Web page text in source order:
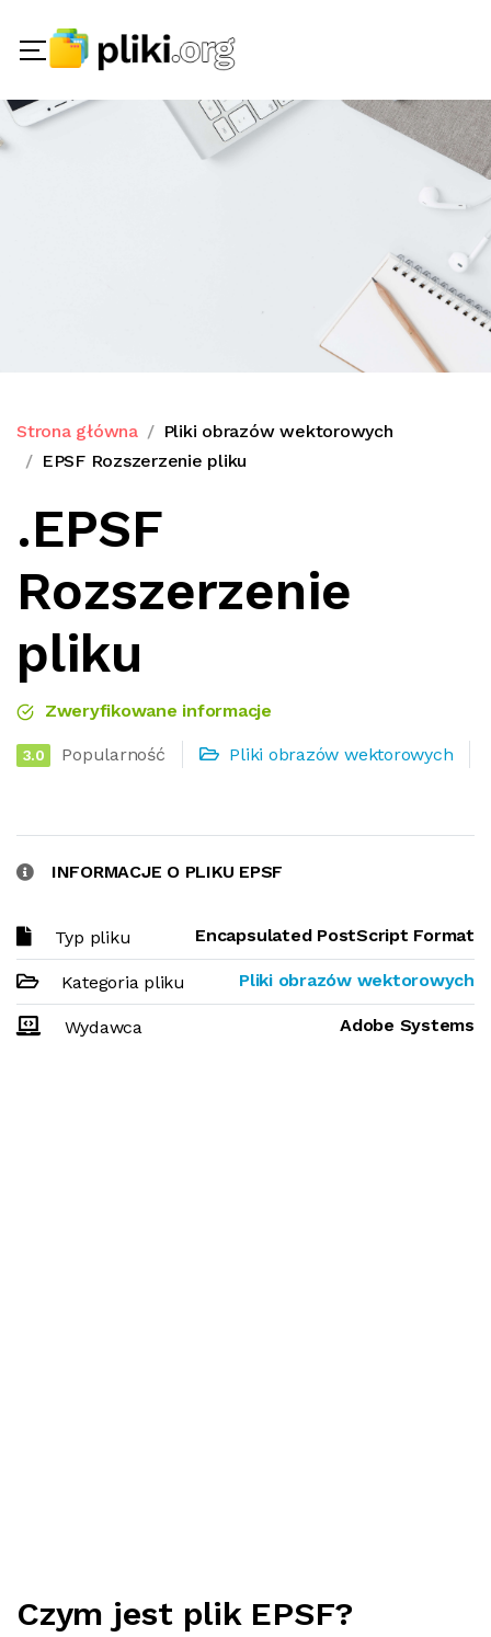
Strona główna
Pliki obrazów wektorowych
EPSF Rozszerzenie pliku
.EPSF
Rozszerzenie
pliku
Zweryfikowane informacje
3.0 Popularność Pliki obrazów wektorowych
INFORMACJE O PLIKU EPSF
Typ pliku Encapsulated PostScript Format
Kategoria pliku Pliki obrazów wektorowych
Wydawca Adobe Systems
Czym jest plik EPSF?